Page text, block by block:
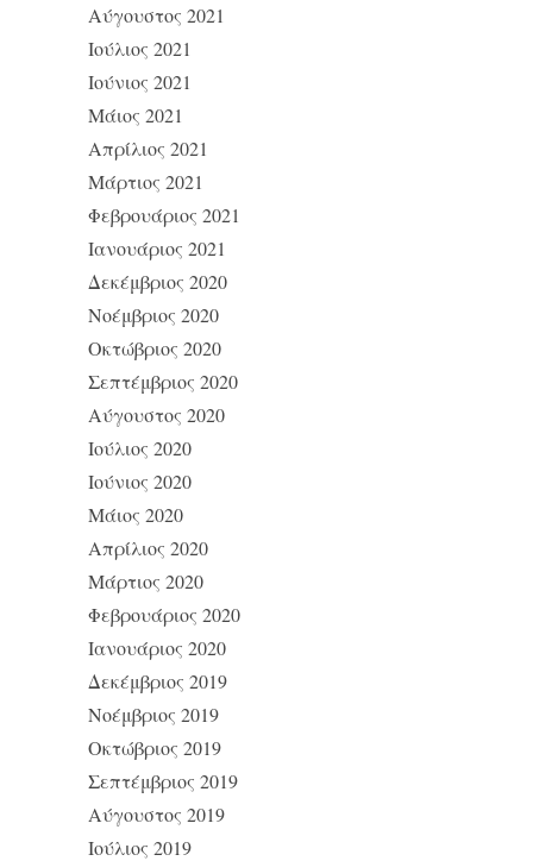
Αύγουστος 2021
Ιούλιος 2021
Ιούνιος 2021
Μάιος 2021
Απρίλιος 2021
Μάρτιος 2021
Φεβρουάριος 2021
Ιανουάριος 2021
Δεκέμβριος 2020
Νοέμβριος 2020
Οκτώβριος 2020
Σεπτέμβριος 2020
Αύγουστος 2020
Ιούλιος 2020
Ιούνιος 2020
Μάιος 2020
Απρίλιος 2020
Μάρτιος 2020
Φεβρουάριος 2020
Ιανουάριος 2020
Δεκέμβριος 2019
Νοέμβριος 2019
Οκτώβριος 2019
Σεπτέμβριος 2019
Αύγουστος 2019
Ιούλιος 2019